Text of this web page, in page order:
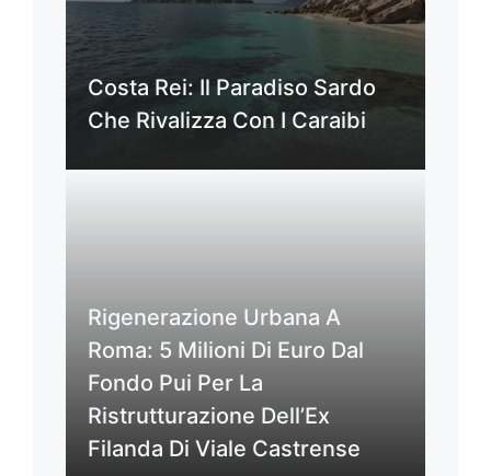
Costa Rei: Il Paradiso Sardo
Che Rivalizza Con I Caraibi
Rigenerazione Urbana A
Roma: 5 Milioni Di Euro Dal
Fondo Pui Per La
Ristrutturazione Dell’Ex
Filanda Di Viale Castrense